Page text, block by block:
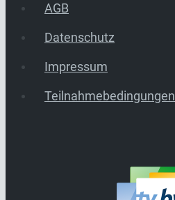
AGB
Datenschutz
Impressum
Teilnahmebedingungen